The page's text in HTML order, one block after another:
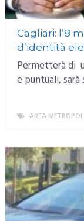
Cagliari: l’8
d’identità
Permetterà di
e puntuali,
AREA